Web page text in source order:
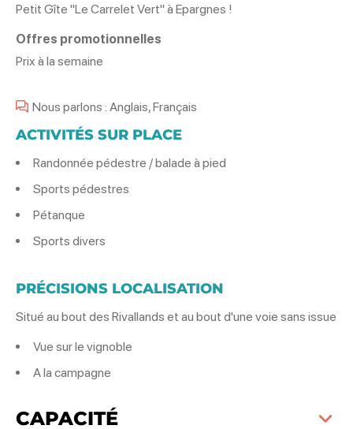
Petit Gîte "Le Carrelet Vert" à Epargnes !
Offres promotionnelles
Prix à la semaine
Nous parlons : Anglais, Français
ACTIVITÉS SUR PLACE
Randonnée pédestre / balade à pied
Sports pédestres
Pétanque
Sports divers
PRÉCISIONS LOCALISATION
Situé au bout des Rivallands et au bout d'une voie sans issue
Vue sur le vignoble
A la campagne
CAPACITÉ